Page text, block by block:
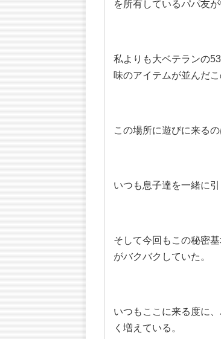
を所有しているパパ友が
私よりも大ベテランの
味のアイテムが並んだ
この場所に遊びに来るの
いつも息子達を一緒に
そして今回もこの秘密
がバクバクしていた。
いつもここに来る度に
く増えている。